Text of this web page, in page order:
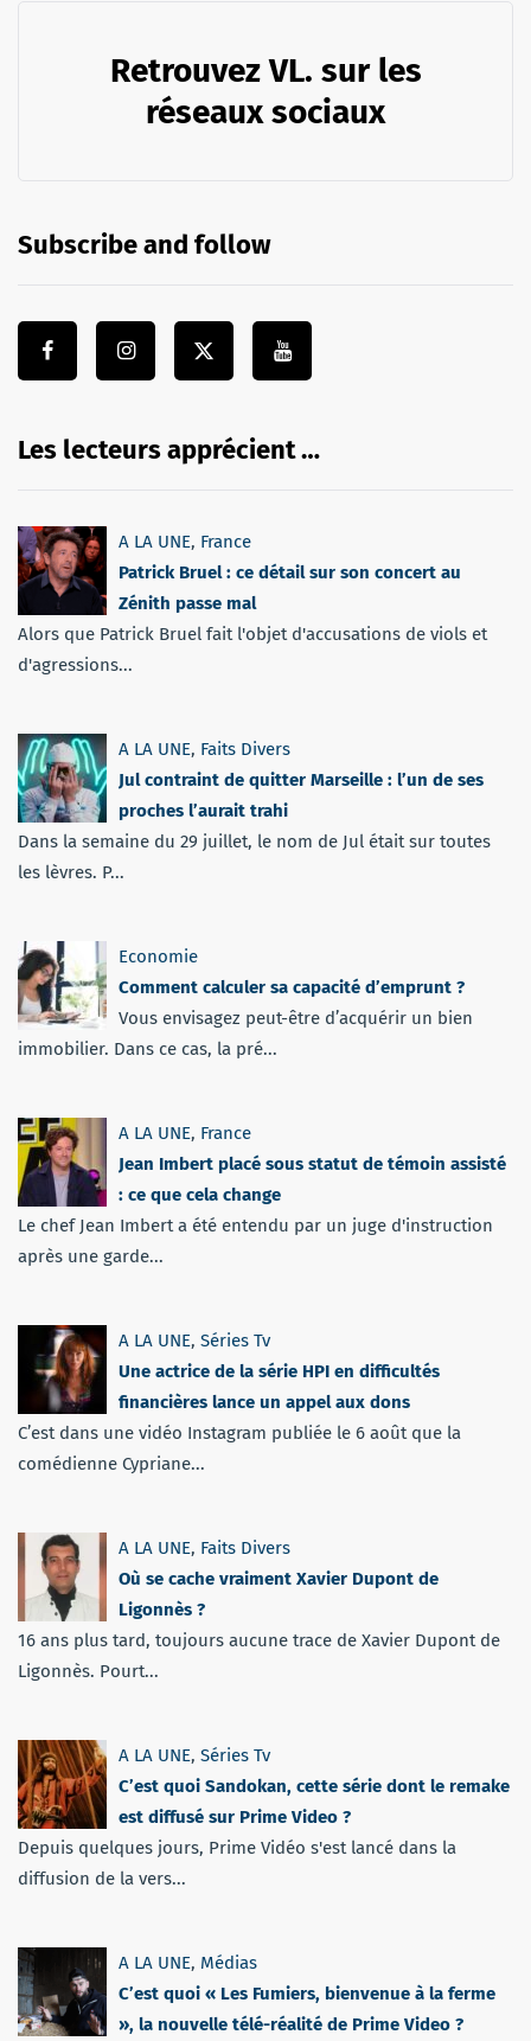
Retrouvez VL. sur les
réseaux sociaux
Subscribe and follow
Les lecteurs apprécient …
A LA UNE, France
Patrick Bruel : ce détail sur son concert au
Zénith passe mal
Alors que Patrick Bruel fait l'objet d'accusations de viols et
d'agressions...
A LA UNE, Faits Divers
Jul contraint de quitter Marseille : l’un de ses
proches l’aurait trahi
Dans la semaine du 29 juillet, le nom de Jul était sur toutes
les lèvres. P...
Economie
Comment calculer sa capacité d’emprunt ?
Vous envisagez peut-être d’acquérir un bien
immobilier. Dans ce cas, la pré...
A LA UNE, France
Jean Imbert placé sous statut de témoin assisté
: ce que cela change
Le chef Jean Imbert a été entendu par un juge d'instruction
après une garde...
A LA UNE, Séries Tv
Une actrice de la série HPI en difficultés
financières lance un appel aux dons
C’est dans une vidéo Instagram publiée le 6 août que la
comédienne Cypriane...
A LA UNE, Faits Divers
Où se cache vraiment Xavier Dupont de
Ligonnès ?
16 ans plus tard, toujours aucune trace de Xavier Dupont de
Ligonnès. Pourt...
A LA UNE, Séries Tv
C’est quoi Sandokan, cette série dont le remake
est diffusé sur Prime Video ?
Depuis quelques jours, Prime Vidéo s'est lancé dans la
diffusion de la vers...
A LA UNE, Médias
C’est quoi « Les Fumiers, bienvenue à la ferme
», la nouvelle télé-réalité de Prime Video ?